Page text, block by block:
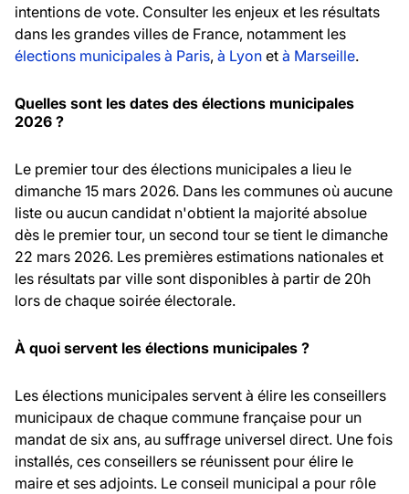
intentions de vote. Consulter les enjeux et les résultats
dans les grandes villes de France, notamment les
élections municipales à Paris, à Lyon et à Marseille.
Quelles sont les dates des élections municipales
2026 ?
Le premier tour des élections municipales a lieu le
dimanche 15 mars 2026. Dans les communes où aucune
liste ou aucun candidat n'obtient la majorité absolue
dès le premier tour, un second tour se tient le dimanche
22 mars 2026. Les premières estimations nationales et
les résultats par ville sont disponibles à partir de 20h
lors de chaque soirée électorale.
À quoi servent les élections municipales ?
Les élections municipales servent à élire les conseillers
municipaux de chaque commune française pour un
mandat de six ans, au suffrage universel direct. Une fois
installés, ces conseillers se réunissent pour élire le
maire et ses adjoints. Le conseil municipal a pour rôle